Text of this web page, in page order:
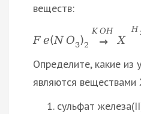
веществ:
Fe(N O3)2
KOH
→ X
H
Определите, какие из
являются веществами
сульфат